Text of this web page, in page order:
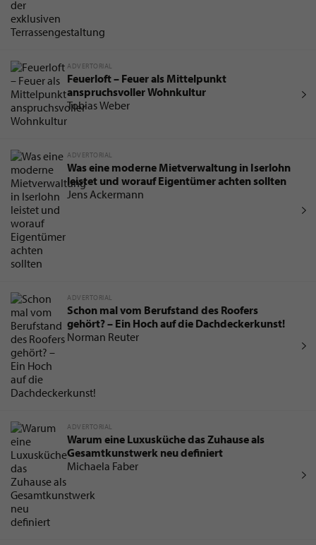
ADVERTORIAL
Feuerloft – Feuer als Mittelpunkt
anspruchsvoller Wohnkultur
Tobias Weber
ADVERTORIAL
Was eine moderne Mietverwaltung in Iserlohn
leistet und worauf Eigentümer achten sollten
Jens Ackermann
ADVERTORIAL
Schon mal vom Berufstand des Roofers
gehört? – Ein Hoch auf die Dachdeckerkunst!
Norman Reuter
ADVERTORIAL
Warum eine Luxusküche das Zuhause als
Gesamtkunstwerk neu definiert
Michaela Faber